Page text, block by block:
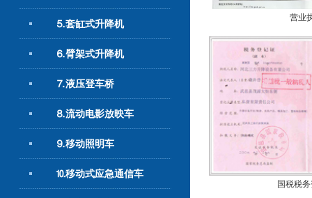
⒌套缸式升降机
⒍臂架式升降机
⒎液压登车桥
⒏流动电影放映车
⒐移动照明车
⒑移动式应急通信车
营业
国税税